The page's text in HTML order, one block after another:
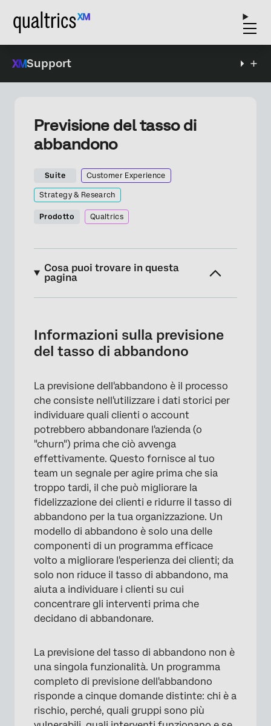
Support
Previsione del tasso di
abbandono
Suite Customer Experience
Strategy & Research
Prodotto Qualtrics
Cosa puoi trovare in questa
pagina
Domande relative all'attività a cui rispondere
abbandono
FAQs
Informazioni sulla previsione
del tasso di abbandono
La previsione dell'abbandono è il processo
che consiste nell'utilizzare i dati storici per
individuare quali clienti o account
potrebbero abbandonare l'azienda (o
"churn") prima che ciò avvenga
effettivamente. Questo fornisce al tuo
team un segnale per agire prima che sia
troppo tardi, il che può migliorare la
fidelizzazione dei clienti e ridurre il tasso di
abbandono per la tua organizzazione. Un
modello di abbandono è solo una delle
componenti di un programma efficace
volto a migliorare l'esperienza dei clienti; da
solo non riduce il tasso di abbandono, ma
aiuta a individuare i clienti su cui
concentrare gli interventi prima che
decidano di abbandonare.
La previsione del tasso di abbandono non è
una singola funzionalità. Un programma
completo di previsione dell'abbandono
risponde a cinque domande distinte: chi è a
rischio, perché, quali gruppi sono più